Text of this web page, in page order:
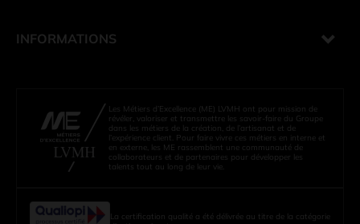
INFORMATIONS
Les Métiers d’Excellence (ME) LVMH ont pour mission de
révéler, valoriser et transmettre les savoir-faire du Groupe
dans les métiers de la création, de l’artisanat et de
l’expérience client. Pour faire vivre ces métiers en interne et
en externe, les ME rassemblent une communauté de
collaborateurs et de partenaires pour développer les
talents tout au long de leur vie.
La certification qualité a été délivrée au titre de la catégorie